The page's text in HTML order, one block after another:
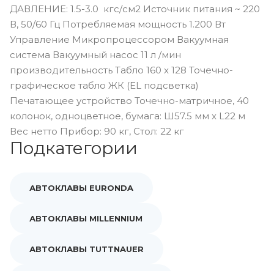
ДАВЛЕНИЕ: 1.5-3.0 кгс/см2 Источник питания ~ 220
В, 50/60 Гц Потребляемая мощность 1.200 Вт
Управление Микропроцессором Вакуумная
система Вакуумный насос 11 л /мин
производительность Табло 160 x 128 Точечно-
графическое табло ЖК (EL подсветка)
Печатающее устройство Точечно-матричное, 40
колонок, одноцветное, бумага: Ш57.5 мм x L22 м
Вес нетто Прибор: 90 кг, Стол: 22 кг
Подкатегории
АВТОКЛАВЫ EURONDA
АВТОКЛАВЫ MILLENNIUM
АВТОКЛАВЫ TUTTNAUER